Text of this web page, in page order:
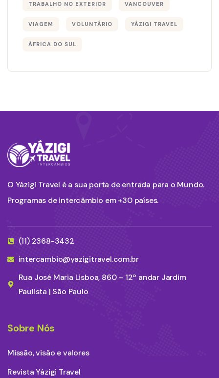
TRABALHO NO EXTERIOR VANCOUVER
VIAGEM VOLUNTÁRIO YÁZIGI TRAVEL
ÁFRICA DO SUL
O Yázigi Travel é a sua porta de entrada para o Mundo.
Programas de intercâmbio em +30 países.
(11) 2368-3432
intercambio@yazigitravel.com.br
Rua José Maria Lisboa, 860 – 12º andar Jardim
Paulista | São Paulo
Sobre Nós
Missão, visão e valores
Revista Yázigi Travel